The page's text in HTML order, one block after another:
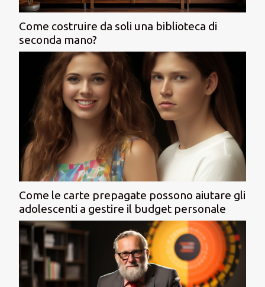
Come costruire da soli una biblioteca di
seconda mano?
Come le carte prepagate possono aiutare gli
adolescenti a gestire il budget personale